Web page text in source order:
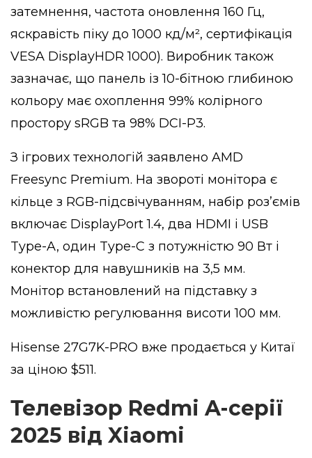
затемнення, частота оновлення 160 Гц,
яскравість піку до 1000 кд/м², сертифікація
VESA DisplayHDR 1000). Виробник також
зазначає, що панель із 10-бітною глибиною
кольору має охоплення 99% колірного
простору sRGB та 98% DCI-P3.
З ігрових технологій заявлено AMD
Freesync Premium. На звороті монітора є
кільце з RGB-підсвічуванням, набір роз’ємів
включає DisplayPort 1.4, два HDMI і USB
Type-A, один Type-C з потужністю 90 Вт і
конектор для навушників на 3,5 мм.
Монітор встановлений на підставку з
можливістю регулювання висоти 100 мм.
Hisense 27G7K-PRO вже продається у Китаї
за ціною $511.
Телевізор Redmi A-серії
2025 від Xiaomi